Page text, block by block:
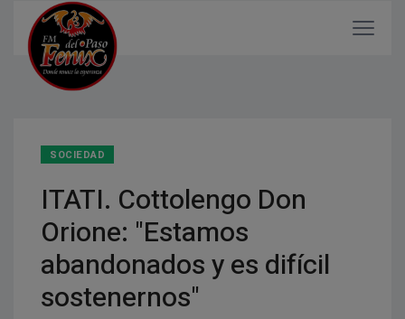
SOCIEDAD
ITATI. Cottolengo Don
Orione: "Estamos
abandonados y es difícil
sostenernos"